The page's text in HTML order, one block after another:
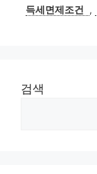
득세면제조건
,
검색